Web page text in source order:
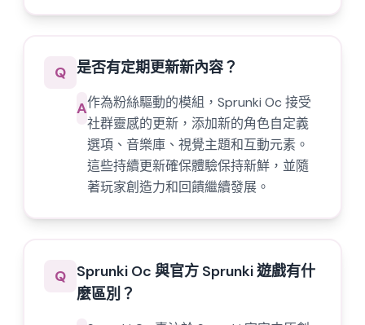
Q 是否有定期更新新內容？
A作為粉絲驅動的模組，Sprunki Oc 接受
社群靈感的更新，添加新的角色自定義
選項、音樂庫、視覺主題和互動元素。
這些持續更新確保體驗保持新鮮，並隨
著玩家創造力和回饋繼續發展。
Q Sprunki Oc 與官方 Sprunki 遊戲有什
麼區別？